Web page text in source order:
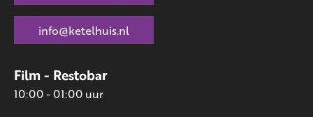
Film - Restobar
10:00 - 01:00 uur
info@ketelhuis.nl